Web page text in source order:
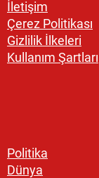
İletişim
Çerez Politikası
Gizlilik İlkeleri
Kullanım Şartları
Politika
Dünya